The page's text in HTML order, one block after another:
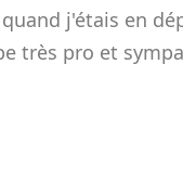
j'étais en
très pro et